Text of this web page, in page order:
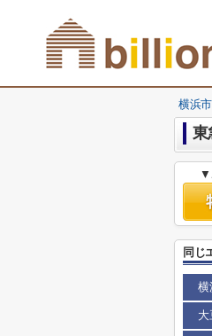
横浜
東
▼
同じ
横
大